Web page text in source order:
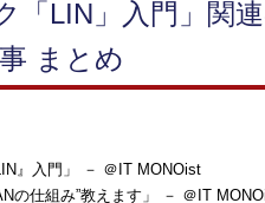
「LIN」入門」関
まとめ
』入門」 － ＠IT MONOist
の仕組み”教えます」 － ＠IT